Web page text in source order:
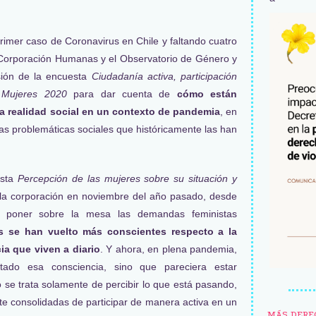
caso de Coronavirus en Chile y faltando cuatro
Humanas y el Observatorio de Género y
de la encuesta Ciudadanía activa, participación
2020para dar cuenta de cómo están
realidad social en un contexto de pandemia, en
problemáticas sociales que históricamente las han
Percepción de las mujeres sobre su situación y
corporación en noviembre del año pasado, desde
sobre la mesa las demandas feministas
se han vuelto más conscientes respecto a la
que viven a diario . Y ahora, en plena pandemia,
esa consciencia, sino que pareciera estar
trata solamente de percibir lo que está pasando,
consolidadas de participar de manera activa en un